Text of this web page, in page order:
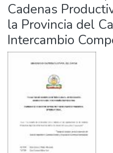
Cadenas
la Provincia del
Intercambio